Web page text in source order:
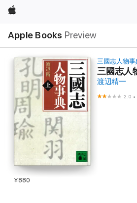
Apple
Apple Books Preview
Nav
Open
Menu
三國志人物事
三國志人
渡辺精一
2.0 •
¥880